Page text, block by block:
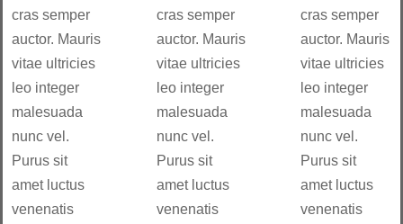
cras semper
auctor. Mauris
vitae ultricies
leo integer
malesuada
nunc vel.
Purus sit
amet luctus
venenatis
cras semper
auctor. Mauris
vitae ultricies
leo integer
malesuada
nunc vel.
Purus sit
amet luctus
venenatis
cras semper
auctor. Mauris
vitae ultricies
leo integer
malesuada
nunc vel.
Purus sit
amet luctus
venenatis